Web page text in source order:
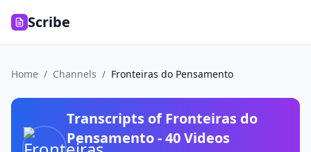
Scribe
Home / Channels / Fronteiras do Pensamento
Transcripts ofFronteiras do
Pensamento-40Videos